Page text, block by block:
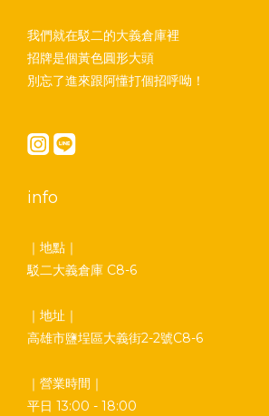
我們就在駁二的大義倉庫裡
招牌是個黃色圓形大頭
別忘了進來跟阿懂打個招呼呦！
info
｜地點｜
駁二大義倉庫 C8-6
｜地址｜
高雄市鹽埕區大義街2-2號C8-6
｜營業時間｜
平日 13:00 - 18:00